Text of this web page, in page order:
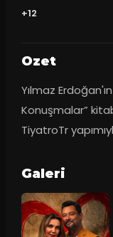
+12
Ozet
Yılmaz
Konuşmalar”
TiyatroTr
Galeri